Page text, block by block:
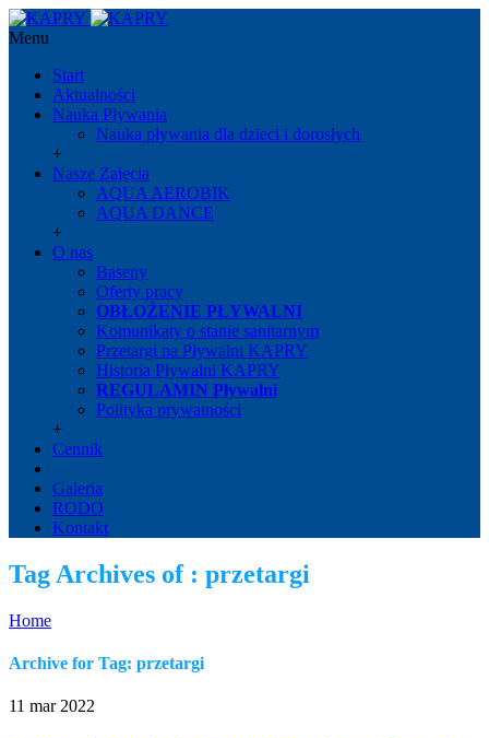
Menu
Start
Aktualności
Nauka Pływania
Nauka pływania dla dzieci i dorosłych
+
Nasze Zajęcia
AQUA AEROBIK
AQUA DANCE
+
O nas
Baseny
Oferty pracy
OBŁOŻENIE PŁYWALNI
Komunikaty o stanie sanitarnym
Przetargi na Pływalni KAPRY
Historia Pływalni KAPRY
REGULAMIN Pływalni
Polityka prywatności
+
Cennik
Galeria
RODO
Kontakt
Tag Archives of : przetargi
Home
Archive for Tag: przetargi
11 mar 2022